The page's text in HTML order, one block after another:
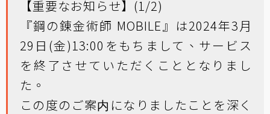
【重要なお知らせ】(1/2)
『鋼の錬金術師 MOBILE』は2024年3月
29日(金)13:00をもちまして、サービス
を終了させていただくこととなりまし
た。
この度のご案内になりましたことを深く